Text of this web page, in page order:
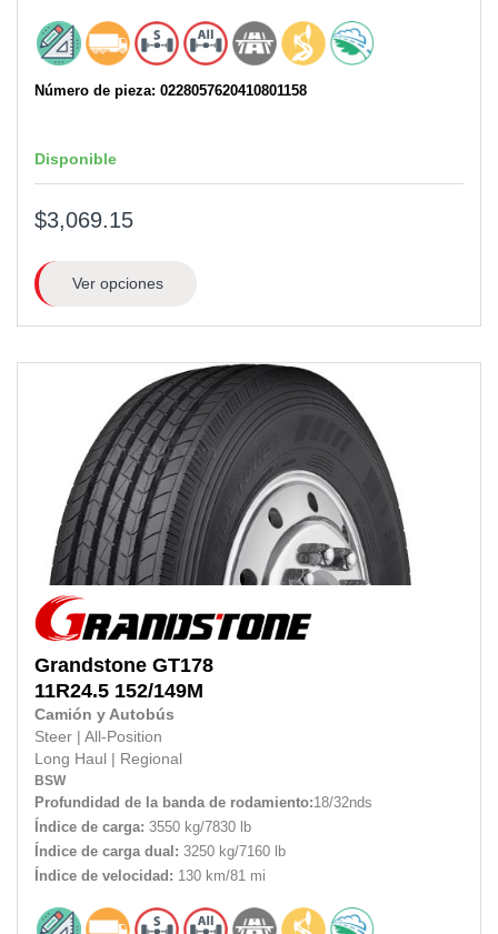
Número de pieza: 0228057620410801158
Disponible
$3,069.15
Ver opciones
Grandstone GT178
11R24.5 152/149M
Camión y Autobús
Steer
All-Position
Long Haul
Regional
BSW
Profundidad de la banda de rodamiento:18/32nds
Índice de carga: 3550 kg/7830 lb
Índice de carga dual: 3250 kg/7160 lb
Índice de velocidad: 130 km/81 mi